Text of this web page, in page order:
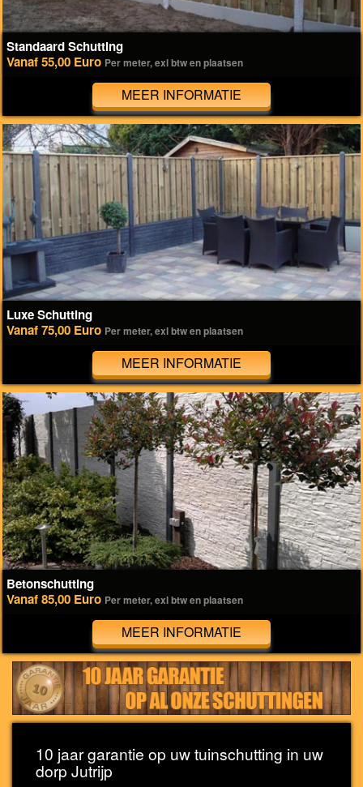
Standaard Schutting
Vanaf 55,00 Euro Per meter, exl btw en plaatsen
MEER INFORMATIE
Luxe Schutting
Vanaf 75,00 Euro Per meter, exl btw en plaatsen
MEER INFORMATIE
Betonschutting
Vanaf 85,00 Euro Per meter, exl btw en plaatsen
MEER INFORMATIE
10 jaar garantie op uw tuinschutting in uw
dorp Jutrijp